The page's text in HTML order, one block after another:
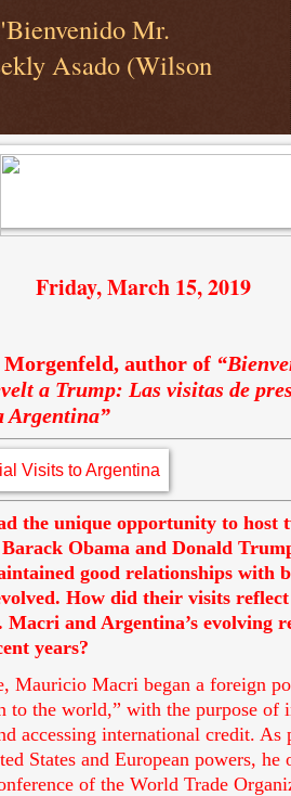
Mr.
Asado (Wilson
Friday, March 15, 2019
author of
a Trump: Las visitas de
Argentina”
the unique opportunity to host
Obama and Donald
good relationships with
How did their visits
and Argentina’s evolving
years?
Mauricio Macri began a foreign
to the world,” with the purpose of
accessing international credit.
States and European powers, he
of the World Trade